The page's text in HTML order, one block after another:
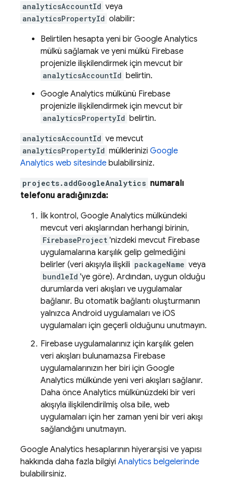
analyticsAccountId veya
analyticsPropertyId olabilir:
Belirtilen hesapta yeni bir Google Analytics
mülkü sağlamak ve yeni mülkü Firebase
projenizle ilişkilendirmek için mevcut bir
analyticsAccountId belirtin.
Google Analytics mülkünü Firebase
projenizle ilişkilendirmek için mevcut bir
analyticsPropertyId belirtin.
analyticsAccountId ve mevcut
analyticsPropertyId mülklerinizi Google
Analytics web sitesinde bulabilirsiniz.
projects.addGoogleAnalytics numaralı
telefonu aradığınızda:
İlk kontrol, Google Analytics mülkündeki
mevcut veri akışlarından herhangi birinin,
FirebaseProject 'nizdeki mevcut Firebase
uygulamalarına karşılık gelip gelmediğini
belirler (veri akışıyla ilişkili packageName veya
bundleId 'ye göre). Ardından, uygun olduğu
durumlarda veri akışları ve uygulamalar
bağlanır. Bu otomatik bağlantı oluşturmanın
yalnızca Android uygulamaları ve iOS
uygulamaları için geçerli olduğunu unutmayın.
Firebase uygulamalarınız için karşılık gelen
veri akışları bulunamazsa Firebase
uygulamalarınızın her biri için Google
Analytics mülkünde yeni veri akışları sağlanır.
Daha önce Analytics mülkünüzdeki bir veri
akışıyla ilişkilendirilmiş olsa bile, web
uygulamaları için her zaman yeni bir veri akışı
sağlandığını unutmayın.
Google Analytics hesaplarının hiyerarşisi ve yapısı
hakkında daha fazla bilgiyi Analytics belgelerinde
bulabilirsiniz.